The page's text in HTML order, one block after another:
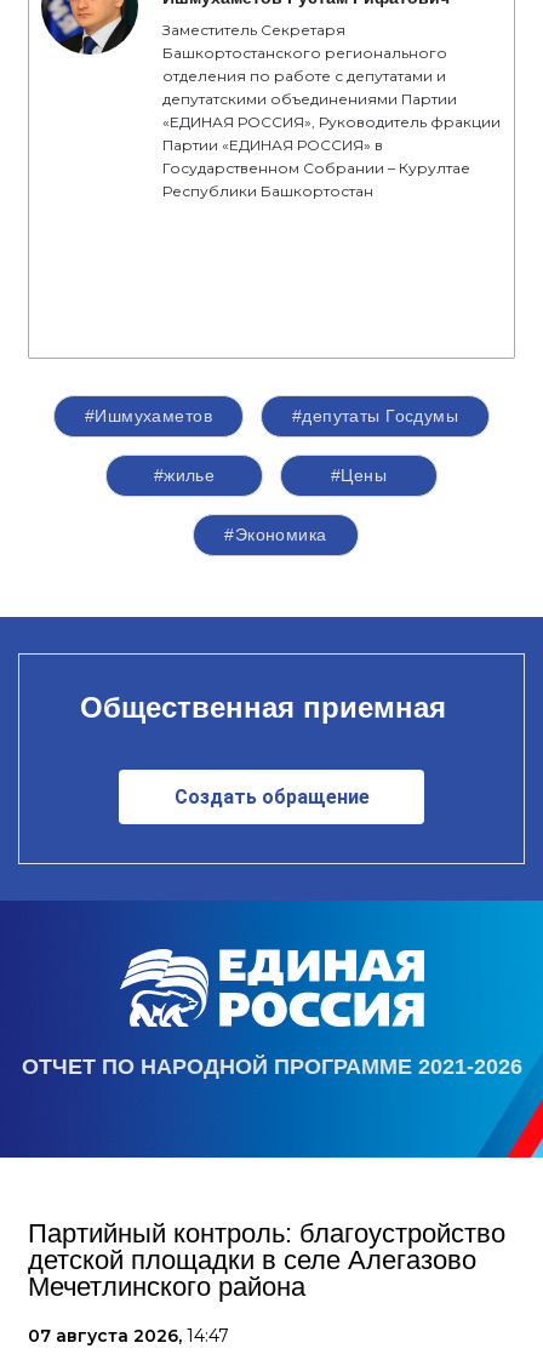
Заместитель Секретаря
Башкортостанского регионального
отделения по работе с депутатами и
депутатскими объединениями Партии
«ЕДИНАЯ РОССИЯ», Руководитель фракции
Партии «ЕДИНАЯ РОССИЯ» в
Государственном Собрании – Курултае
Республики Башкортостан
#Ишмухаметов #депутаты Госдумы
#жилье #Цены
#Экономика
Общественная приемная
Создать обращение
ОТЧЕТ ПО НАРОДНОЙ ПРОГРАММЕ 2021-2026
Партийный контроль: благоустройство
детской площадки в селе Алегазово
Мечетлинского района
07 августа 2026, 14:47